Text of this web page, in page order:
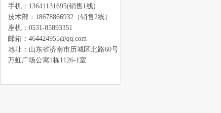
手机：13641131695(销售1线)
技术部：18678866932（销售2线）
座机：0531-85893351
邮箱：464424955@qq.com
地址：山东省济南市历城区北路60号
万虹广场公寓1栋1126-1室